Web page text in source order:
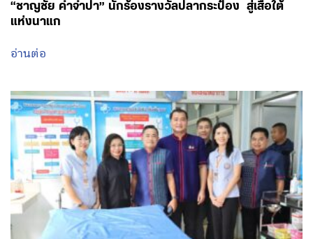
“ชาญชัย คำจำปา” นักร้องรางวัลปลากระป๋อง สู่เสือใต้
แห่งนาแก
อ่านต่อ